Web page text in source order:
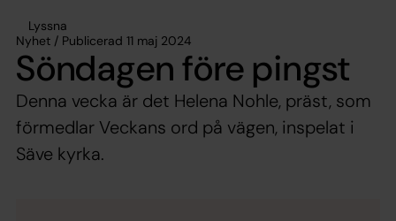
Lyssna
Nyhet / Publicerad 11 maj 2024
Söndagen före pingst
Denna vecka är det Helena Nohle, präst, som
förmedlar Veckans ord på vägen, inspelat i
Säve kyrka.